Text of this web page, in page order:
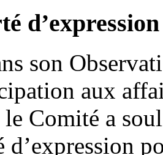
son
aux
Comité a
d’expression